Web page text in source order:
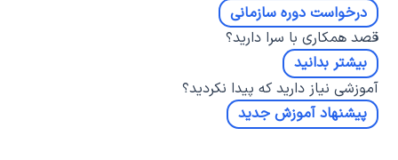
درخواست دوره سازمانی
قصد همکاری با سرا دارید؟
بیشتر بدانید
آموزشی نیاز دارید که پیدا نکردید؟
پیشنهاد آموزش جدید